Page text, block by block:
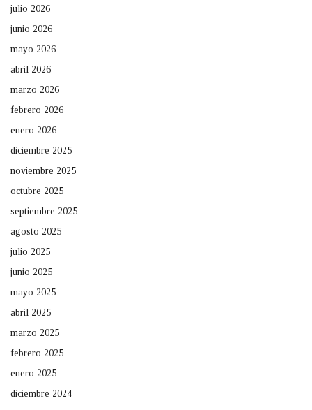
julio 2026
junio 2026
mayo 2026
abril 2026
marzo 2026
febrero 2026
enero 2026
diciembre 2025
noviembre 2025
octubre 2025
septiembre 2025
agosto 2025
julio 2025
junio 2025
mayo 2025
abril 2025
marzo 2025
febrero 2025
enero 2025
diciembre 2024